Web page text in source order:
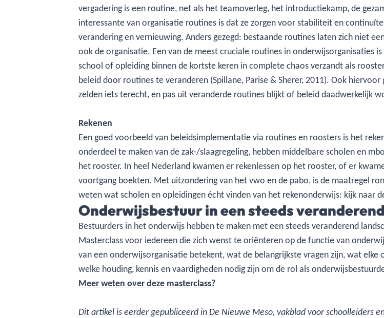
vergadering is een routine, net als het teamoverleg, het introductiekamp, de
interessante van organisatie routines is dat ze zorgen voor stabiliteit en
verandering en vernieuwing. Anders gezegd: bestaande routines laten zich niet
ook de organisatie. Een van de meest cruciale routines in onderwijsorganisaties
school of opleiding binnen de kortste keren in complete chaos verzandt als
beleid door routines te veranderen (Spillane, Parise & Sherer, 2011). Ook
zelden iets terecht, en pas uit veranderde routines blijkt of beleid daadwerkelijk
Rekenen
Een goed voorbeeld van beleidsimplementatie via routines en roosters is het
onderdeel te maken van de zak-/slaagregeling, hebben middelbare scholen en
het rooster. In heel Nederland kwamen er rekenlessen op het rooster, of er
voortgang boekten. Met uitzondering van het vwo en de pabo, is de maatregel
weten wat scholen en opleidingen écht vinden van het rekenonderwijs: kijk naar
Onderwijsbestuur in een steeds
Bestuurders in het onderwijs hebben te maken met een steeds veranderend
Masterclass voor iedereen die zich wenst te oriënteren op de functie van
van een onderwijsorganisatie betekent, wat de belangrijkste vragen zijn, wat
welke houding, kennis en vaardigheden nodig zijn om de rol als
Meer weten over deze masterclass?
Dit artikel is eerder gepubliceerd in De Nieuwe Meso, vakblad voor schoolleiders